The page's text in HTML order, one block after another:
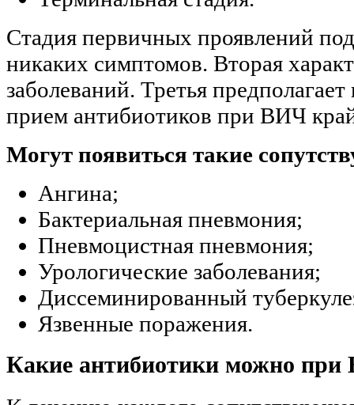
Стадия первичных проявлений
никаких симптомов. Вторая
заболеваний. Третья
прием антибиотиков при ВИЧ
Могут появиться такие
Ангина;
Бактериальная пневмония;
Пневмоцистная пневмония;
Урологические заболевания;
Диссеминированный
Язвенные поражения.
Какие антибиотики можно